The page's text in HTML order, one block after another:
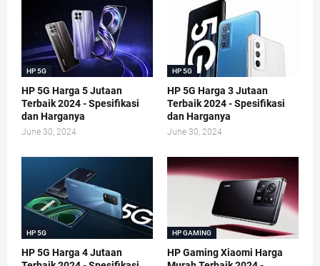
HP 5G
HP 5G Harga 5 Jutaan
Terbaik 2024 - Spesifikasi
dan Harganya
June 30, 2024
HP 5G
HP 5G Harga 3 Jutaan
Terbaik 2024 - Spesifikasi
dan Harganya
June 30, 2024
HP 5G
HP 5G Harga 4 Jutaan
HP GAMING
HP Gaming Xiaomi Harga